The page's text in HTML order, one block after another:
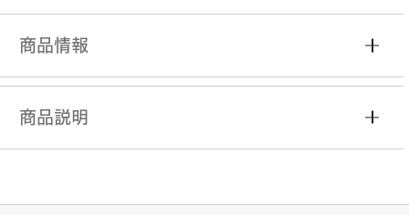
商品情報
商品説明